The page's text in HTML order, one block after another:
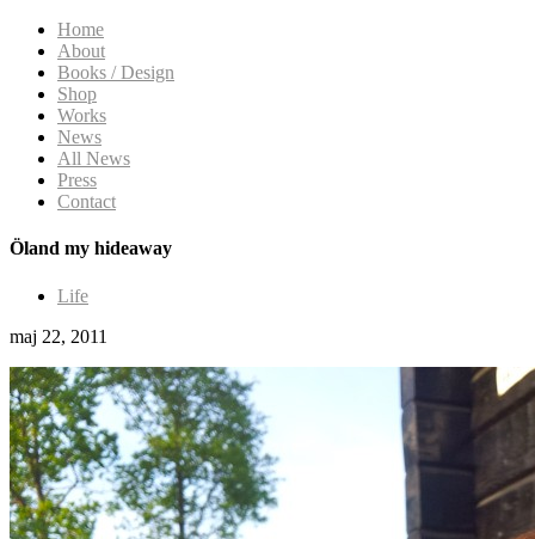
Home
About
Books / Design
Shop
Works
News
All News
Press
Contact
Öland my hideaway
Life
maj 22, 2011